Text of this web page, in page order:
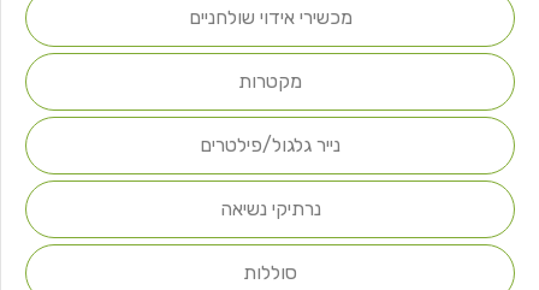
מכשירי אידוי שולחניים
מקטרות
נייר גלגול/פילטרים
נרתיקי נשיאה
סוללות